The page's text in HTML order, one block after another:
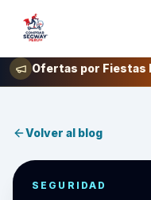
Volver al blog
SEGURIDAD